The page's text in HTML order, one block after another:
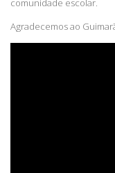
Agradecemos ao